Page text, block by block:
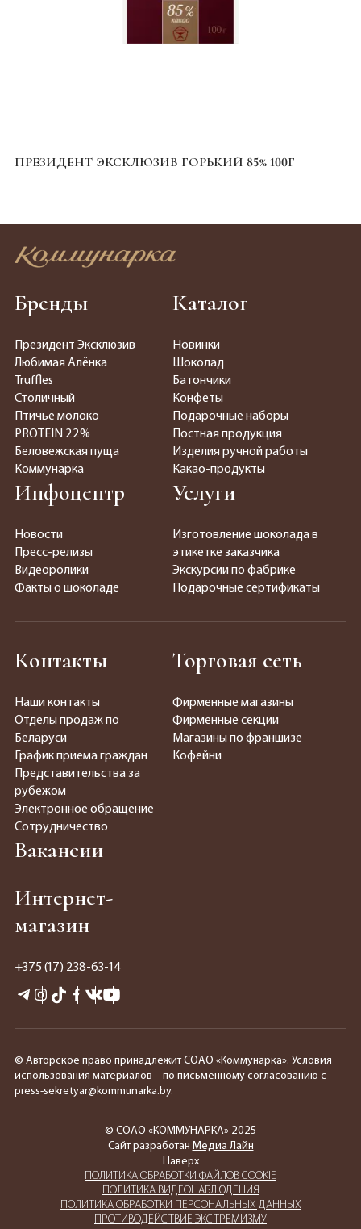
ПРЕЗИДЕНТ ЭКСКЛЮЗИВ ГОРЬКИЙ 85% 100Г
ПОЛИТИКА ОБРАБОТКИ ФАЙЛОВ COOKIE
ПОЛИТИКА ВИДЕОНАБЛЮДЕНИЯ
ПОЛИТИКА ОБРАБОТКИ ПЕРСОНАЛЬНЫХ ДАННЫХ
ПРОТИВОДЕЙСТВИЕ ЭКСТРЕМИЗМУ
Бренды
Президент Эксклюзив
Любимая Алёнка
Truffles
Столичный
Птичье молоко
PROTEIN 22%
Беловежская пуща
Коммунарка
Каталог
Новинки
Шоколад
Батончики
Конфеты
Подарочные наборы
Постная продукция
Изделия ручной работы
Какао-продукты
Инфоцентр
Новости
Пресс-релизы
Видеоролики
Факты о шоколаде
Услуги
Изготовление шоколада в
этикетке заказчика
Экскурсии по фабрике
Подарочные сертификаты
Контакты
Наши контакты
Отделы продаж по
Беларуси
График приема граждан
Представительства за
рубежом
Электронное обращение
Сотрудничество
Торговая сеть
Фирменные магазины
Фирменные секции
Магазины по франшизе
Кофейни
Вакансии
Интернет-
магазин
+375 (17) 238-63-14
© Авторское право принадлежит СОАО «Коммунарка». Условия
использования материалов – по письменному согласованию с
press-sekretyar@kommunarka.by.
© СОАО «КОММУНАРКА» 2025
Сайт разработан Медиа Лайн
Наверх